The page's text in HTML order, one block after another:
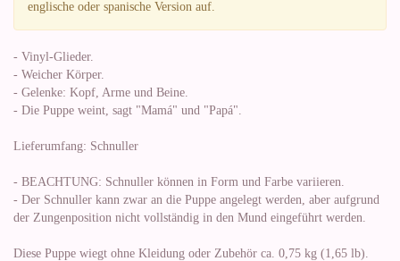
englische oder spanische Version auf.
- Vinyl-Glieder.
- Weicher Körper.
- Gelenke: Kopf, Arme und Beine.
- Die Puppe weint, sagt "Mamá" und "Papá".
Lieferumfang: Schnuller
- BEACHTUNG: Schnuller können in Form und Farbe variieren.
- Der Schnuller kann zwar an die Puppe angelegt werden, aber aufgrund
der Zungenposition nicht vollständig in den Mund eingeführt werden.
Diese Puppe wiegt ohne Kleidung oder Zubehör ca. 0,75 kg (1,65 lb).